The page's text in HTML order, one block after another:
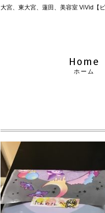
大宮、東大宮、蓮田、美容室 ViVid【ビ
Home
ホーム